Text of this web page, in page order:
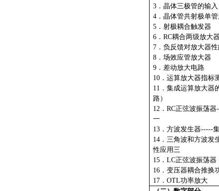
3．晶体三极管的输
4．晶体管共射极单
5．射极耦合触发器
6．RC耦合两级放大
7．负反馈对放大器
8．场效应管放大器
9．差动放大电路
10．运算放大器指标
11．集成运算放大器
路）
12．RC正弦波振荡
一
13．方波发生器-----
14．三角波和方波发
性应用三
15．LC正弦波振荡器
16．变压器耦合推换
17．OTL功率放大